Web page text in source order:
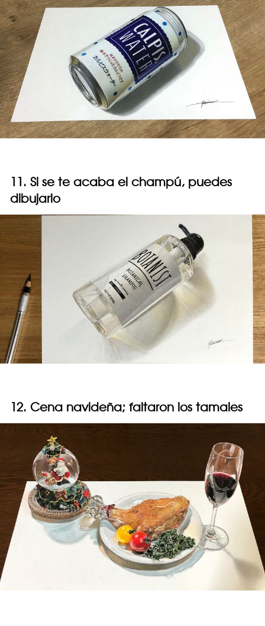
11. Si se te acaba el champú, puedes
dibujarlo
12. Cena navideña; faltaron los tamales